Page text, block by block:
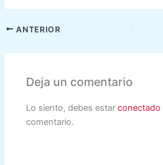
ANTERIOR
Deja un comentario
Lo siento, debes estarconectado
comentario.